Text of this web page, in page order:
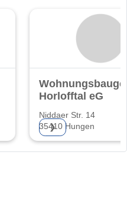
Horlofftal eG
Niddaer Str. 14
35410 Hungen
❯